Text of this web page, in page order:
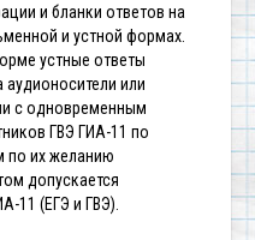
и бланки ответов на
и устной формах.
устные ответы
аудионосители или
с одновременным
ГВЭ ГИА-11 по
по их желанию
допускается
11 (ЕГЭ и ГВЭ).